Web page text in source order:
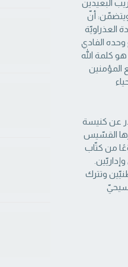
البعيدين
ويتضمّن: أنّ
العذراويّة
الفادي
كلمة الله
المؤمنين
عن كنيسة
القسّيس
فريق من 40 متطوّعًا من كتّاب
الوطنيّين ‏وتترك